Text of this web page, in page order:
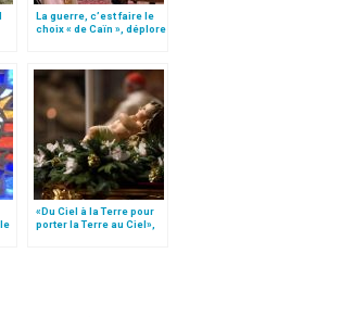
La guerre, c’est faire le
choix « de Caïn », déplore
«Du Ciel à la Terre pour
porter la Terre au Ciel»,